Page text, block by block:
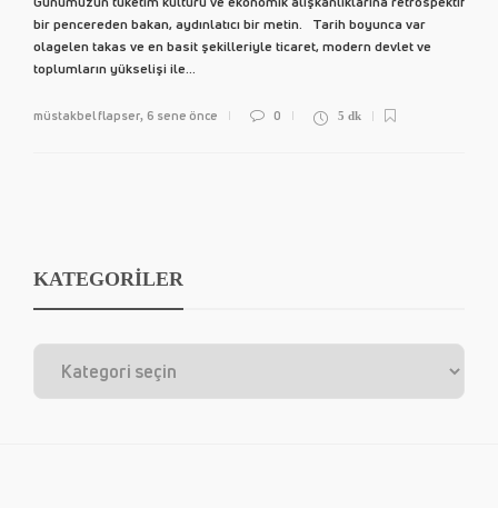
bir pencereden bakan, aydınlatıcı bir metin. Tarih boyunca var
olagelen takas ve en basit şekilleriyle ticaret, modern devlet ve
toplumların yükselişi ile...
müstakbel flapser, 6 sene önce 0 5 dk
KATEGORİLER